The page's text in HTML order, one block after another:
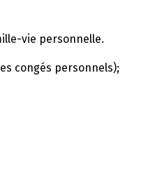
vie personnelle.
congés personnels);